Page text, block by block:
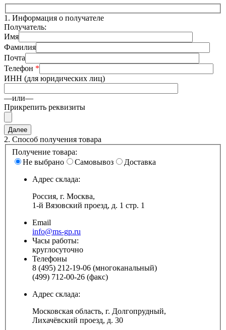
1. Информация о получателе
Получатель:
Имя
Фамилия
Почта
Телефон *
ИНН (для юридических лиц)
—или—
Прикрепить реквизиты
2. Способ получения товара
Получение товара:
Не выбрано
Самовывоз
Доставка
Адрес склада:
Россия, г. Москва,
1-й Вязовский проезд, д. 1 стр. 1
Email
info@ms-gp.ru
Часы работы:
круглосуточно
Телефоны
8 (495) 212-19-06 (многоканальный)
(499) 712-00-26 (факс)
Адрес склада:
Московская область, г. Долгопрудный,
Лихачёвский проезд, д. 30